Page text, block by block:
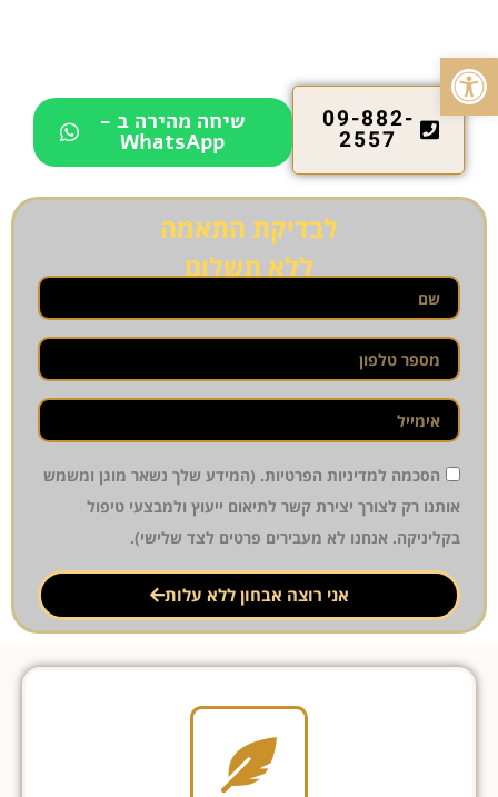
פתח סרגל נגישותללא עלות וללא התחייבות
09-882-
2557
שיחה מהירה ב -
WhatsApp
לבדיקת התאמה
ללא תשלום
הסכמה למדיניות הפרטיות. (המידע שלך נשאר מוגן ומשמש
אותנו רק לצורך יצירת קשר לתיאום ייעוץ ולמבצעי טיפול
בקליניקה. אנחנו לא מעבירים פרטים לצד שלישי).
אני רוצה אבחון ללא עלות